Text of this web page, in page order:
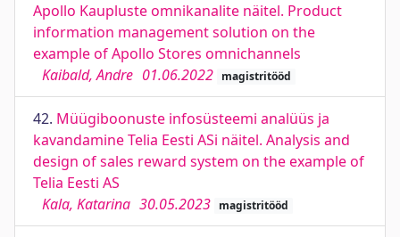
Apollo Kaupluste omnikanalite näitel. Product
information management solution on the
example of Apollo Stores omnichannels
Kaibald, Andre 01.06.2022 magistritööd
42. Müügiboonuste infosüsteemi analüüs ja
kavandamine Telia Eesti ASi näitel. Analysis and
design of sales reward system on the example of
Telia Eesti AS
Kala, Katarina 30.05.2023 magistritööd